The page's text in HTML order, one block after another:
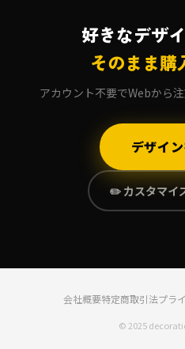
好きなデザ
そのまま購
アカウント不要でWebから
デザイ
✏️ カスタマイ
会社概要特定商取引法プラ
© 2025